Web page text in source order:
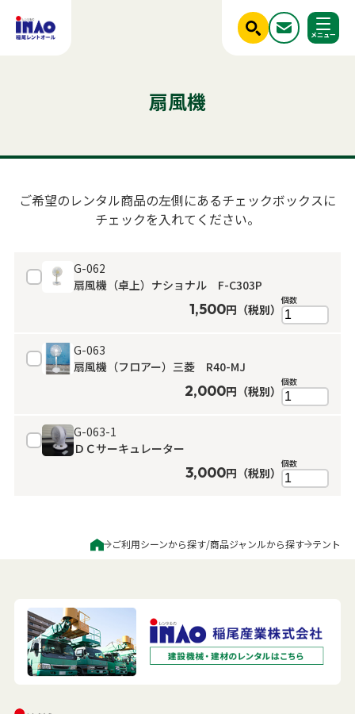
ご利用シーンから探す
はじめての方へ
レンタル規約
新着情報
実績紹介
お問い合わせ
よくある質問
プライバシーポリシー
見積リスト
092-589-0170
受付時間: 8:30〜17:00（平日）
※最終受付16:30まで
メールお問い合わせ
閉じる
テントテーブル発電機クーラー椅子フライヤーベンチ
パーテーションパネル
セット商品 照明機器
屋外イベント用品
神事・セレモニー用品
模擬店用品
電化製品
扇風機
ご希望のレンタル商品の左側にあるチェックボックスに
チェックを入れてください。
G-062
扇風機（卓上）ナショナル F-C303P
1,500円（税別）
個数
G-063
扇風機（フロアー）三菱 R40-MJ
2,000円（税別）
個数
G-063-1
ＤＣサーキュレーター
3,000円（税別）
個数
ご利用シーンから探す/商品ジャンルから探す テント